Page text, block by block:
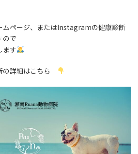
ムページ、またはInstagramの健康診断
ので
ます
詳細はこちら